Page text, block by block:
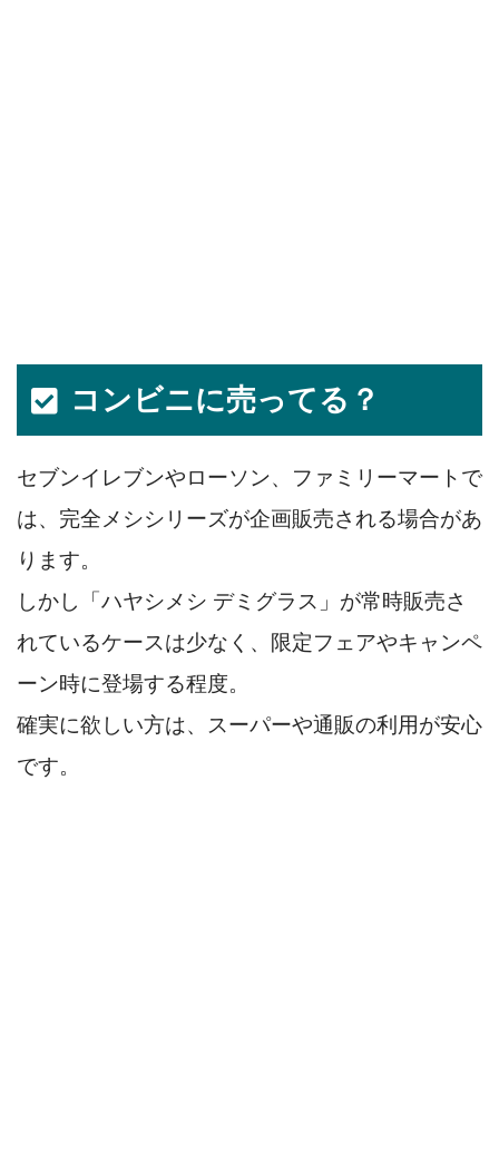
コンビニに売ってる？
セブンイレブンやローソン、ファミリーマートで
は、完全メシシリーズが企画販売される場合があ
ります。
しかし「ハヤシメシ デミグラス」が常時販売さ
れているケースは少なく、限定フェアやキャンペ
ーン時に登場する程度。
確実に欲しい方は、スーパーや通販の利用が安心
です。